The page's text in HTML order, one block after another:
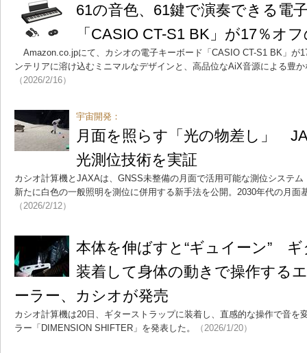
61の音色、61鍵で演奏できる電
「CASIO CT-S1 BK」が17％オ
Amazon.co.jpにて、カシオの電子キーボード「CASIO CT-S1 BK」が
ンテリアに溶け込むミニマルなデザインと、高品位なAiX音源による豊
（2026/2/16）
宇宙開発：
月面を照らす「光の物差し」
光測位技術を実証
カシオ計算機とJAXAは、GNSS未整備の月面で活用可能な測位システ
新たに白色の一般照明を測位に併用する新手法を公開。2030年代の月面
（2026/2/12）
本体を伸ばすと“ギュイーン”
装着して身体の動きで操作する
ーラー、カシオが発売
カシオ計算機は20日、ギターストラップに装着し、直感的な操作で音を
ラー「DIMENSION SHIFTER」を発表した。
（2026/1/20）